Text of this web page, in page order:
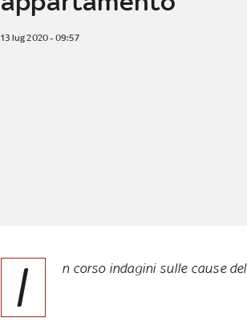
13 lug 2020 - 09:57
I n corso indagini sulle cause